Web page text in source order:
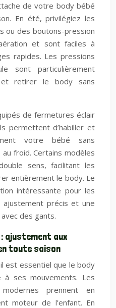
de votre body bébé
En été, privilégiez les
ou des boutons-pression
et sont faciles à
rapides. Les pressions
sont particulièrement
retirer le body sans
de fermetures éclair
permettent d’habiller et
votre bébé sans
froid. Certains modèles
sens, facilitant les
entièrement le body. Le
intéressante pour les
ajustement précis et une
des gants.
ajustement aux
toute saison
est essentiel que le body
ses mouvements. Les
prennent en
moteur de l’enfant. En